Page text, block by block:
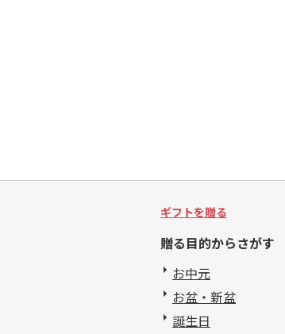
ギフトを贈る
贈る目的からさがす
お中元
お盆・新盆
誕生日